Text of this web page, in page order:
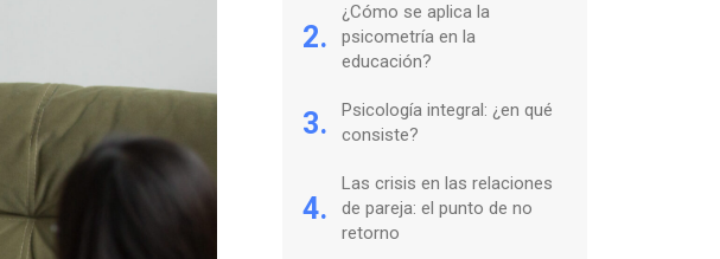
2.
¿Cómo se aplica la
psicometría en la
educación?
3.
Psicología integral: ¿en qué
consiste?
4.
Las crisis en las relaciones
de pareja: el punto de no
retorno